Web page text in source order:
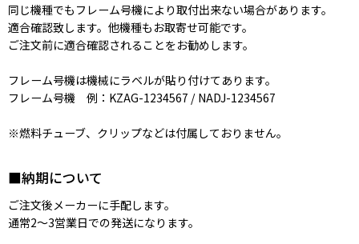
同じ機種でもフレーム号機により取付出来ない場合があります。
適合確認致します。他機種もお取寄せ可能です。
ご注文前に適合確認されることをお勧めします。
フレーム号機は機械にラベルが貼り付けてあります。
フレーム号機 例：KZAG-1234567 / NADJ-1234567
※燃料チューブ、クリップなどは付属しておりません。
■納期について
ご注文後メーカーに手配します。
通常2〜3営業日での発送になります。